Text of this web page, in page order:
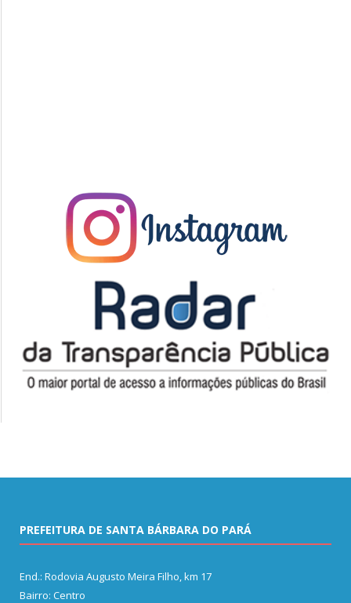
PREFEITURA DE SANTA BÁRBARA DO PARÁ
End.: Rodovia Augusto Meira Filho, km 17
Bairro: Centro